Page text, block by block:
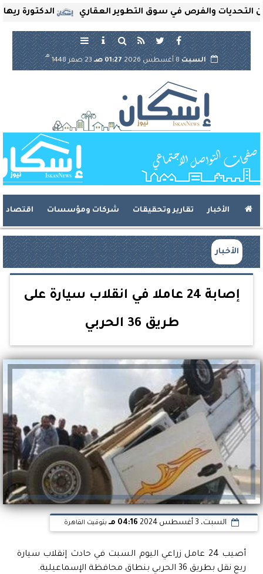
الدكتورة ريهام والفرص في سوق التطوير العقاري
السبت8 أغسطس 2026 01:27 صـ 23 صفر 1448
هـ
الأخبار تقارير وتحقيقات شركات ومؤسسات اقتصاد
الأخبار
إصابة 24 عاملا في انقلاب سيارة على
طريق 36 الحربي
السبت، 3 أغسطس 2024 04:16 مـ بتوقيت القاهرة
أصيب 24 عامل زراعي اليوم السبت في حادث إنقلاب سيارة
ربع نقل بطريق 36 الحربي بنطاق محافظة الإسماعيلية.